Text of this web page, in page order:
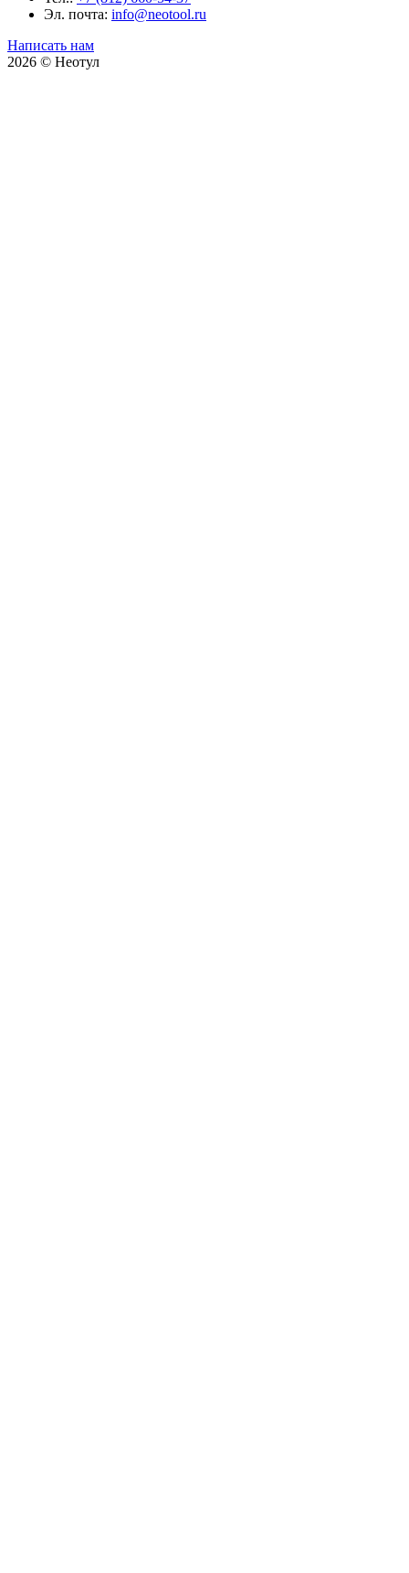
Эл. почта: info@neotool.ru
Написать нам
2026 © Неотул